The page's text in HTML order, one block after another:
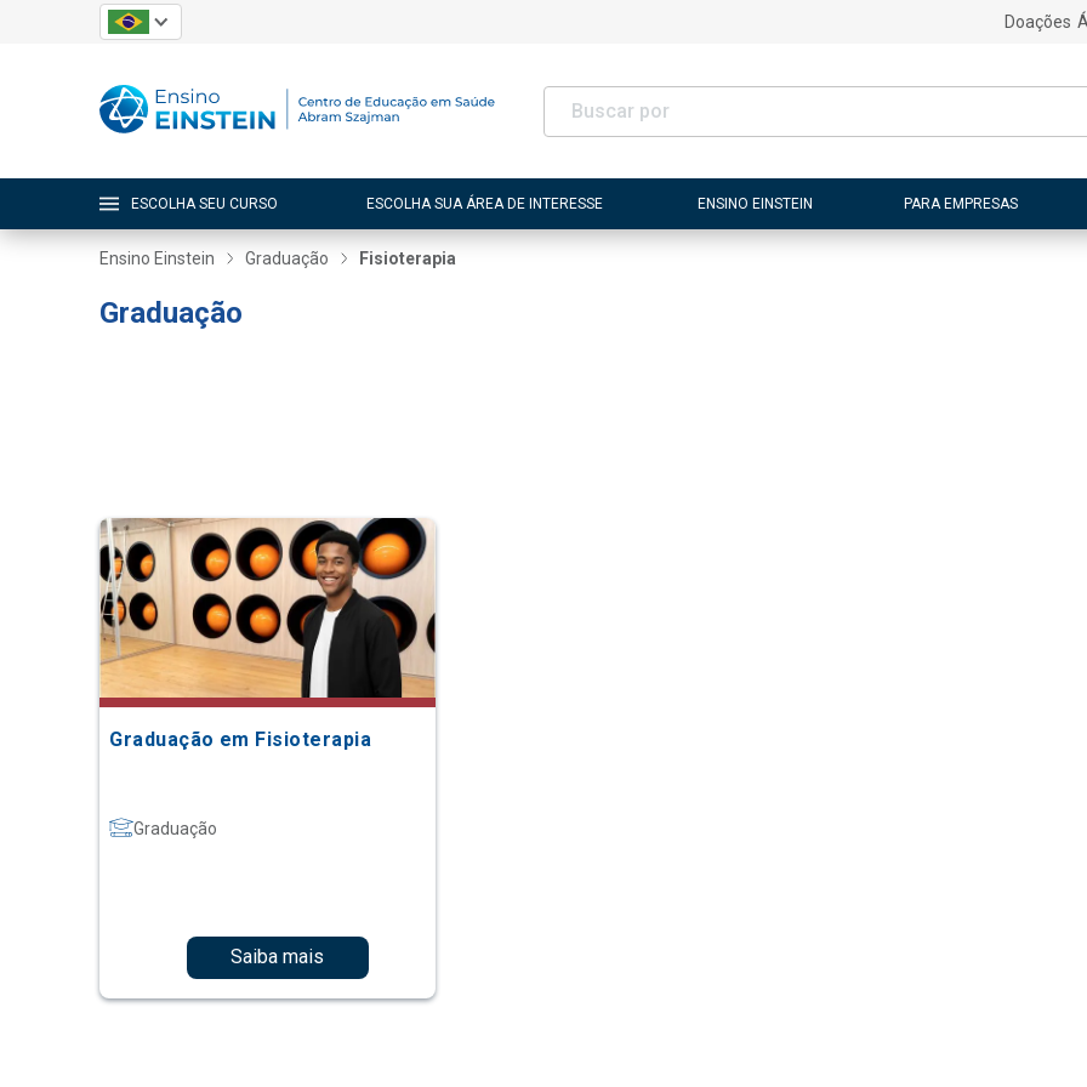
Doações
ESCOLHA SEU CURSO ESCOLHA SUA ÁREA DE INTERESSE ENSINO EINSTEIN PARA EMPRESAS
Ensino Einstein Graduação Fisioterapia
Graduação
Graduação em Fisioterapia
Graduação
Saiba mais